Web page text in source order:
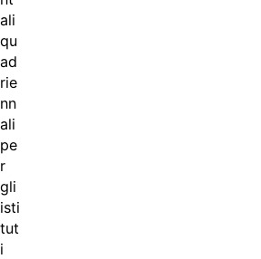
ali
qu
ad
rie
nn
ali
pe
r
gli
isti
tut
i